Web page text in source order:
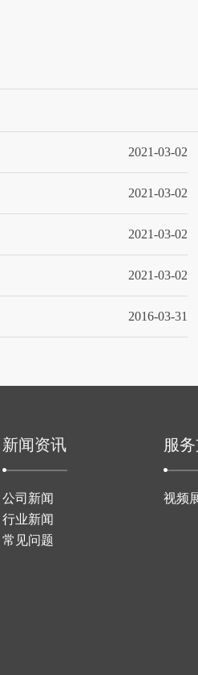
2021-03-02
2021-03-02
2021-03-02
2021-03-02
2016-03-31
新闻资讯
公司新闻
行业新闻
常见问题
服
视频